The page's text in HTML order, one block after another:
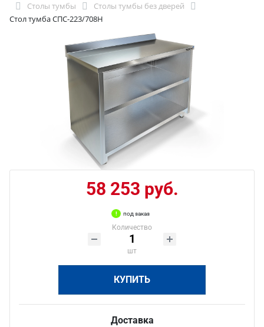
Столы тумбы
Столы тумбы без дверей
Стол тумба СПС-223/708Н
58 253 руб.
под заказ
Количество
шт
КУПИТЬ
Доставка